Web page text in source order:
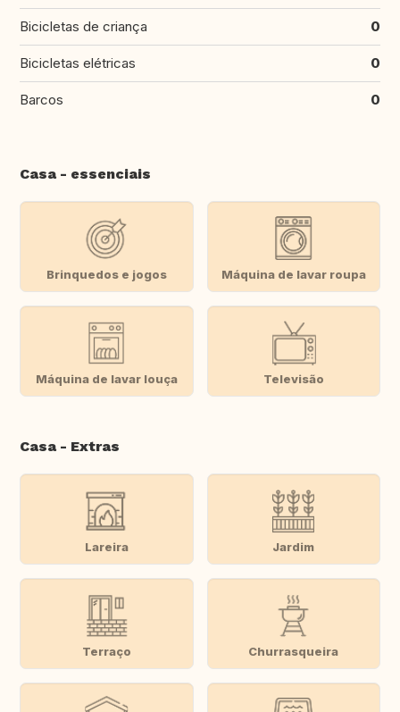
Bicicletas de criança 0
Bicicletas elétricas 0
Barcos 0
Casa - essenciais
Brinquedos e jogos Máquina de lavar roupa
Máquina de lavar louça Televisão
Casa - Extras
Lareira Jardim
Terraço Churrasqueira